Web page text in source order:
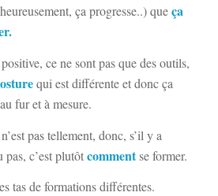
ça progresse..) queça
ce ne sont pas que des outils,
qui est différente et donc ça
fur et à mesure.
pas tellement, donc, s’il y a
pas, c’est plutôtcommentse former.
tas de formations différentes.